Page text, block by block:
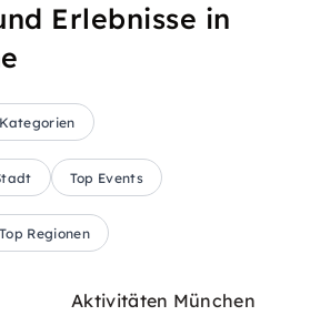
Erlebnisse in
Top Events
Top Regionen
Aktivitäten München